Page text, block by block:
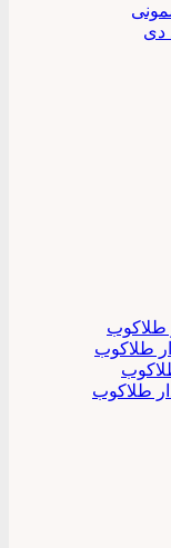
دی
طلاکوب
طلاکوب
طلاکوب